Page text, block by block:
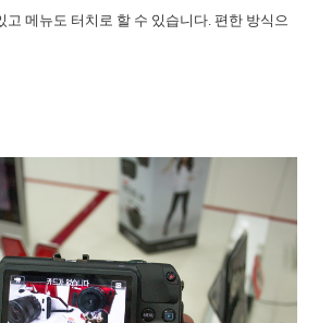
고 메뉴도 터치로 할 수 있습니다. 편한 방식으